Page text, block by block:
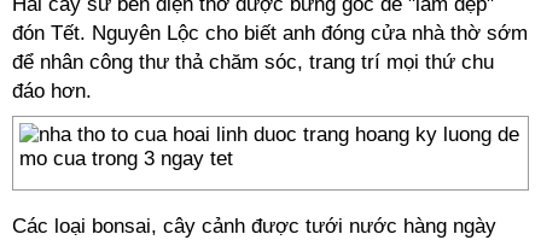
đón Tết. Nguyên Lộc cho biết anh đóng cửa nhà thờ sớm
để nhân công thư thả chăm sóc, trang trí mọi thứ chu
đáo hơn.
Các loại bonsai, cây cảnh được tưới nước hàng ngày